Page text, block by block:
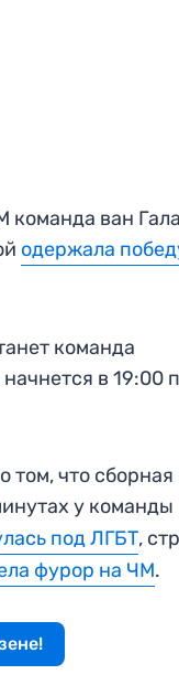
команда ван Гала
одержала
команда
в 19:00
том, что сборная
у команды
под ЛГБТ,
фурор на ЧМ.